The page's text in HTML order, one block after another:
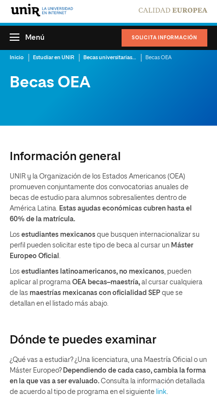
SOLICITA INFORMACIÓN
Menú
Inicio Estudiar en UNIR Becas universitarias y promociones Becas OEA
Becas OEA
Información general
UNIR y la Organización de los Estados Americanos (OEA)
promueven conjuntamente dos convocatorias anuales de
becas de estudio para alumnos sobresalientes dentro de
América Latina. Estas ayudas económicas cubren hasta el
60% de la matrícula.
Los estudiantes mexicanos que busquen internacionalizar su
perfil pueden solicitar este tipo de beca al cursar un Máster
Europeo Oficial .
Los estudiantes latinoamericanos, no mexicanos, pueden
aplicar a programa OEA becas–maestría, al cursar cualquiera
de las maestrías mexicanas con oficialidad SEP que se
detallan en el listado más abajo.
Dónde te puedes examinar
¿Qué vas a estudiar? ¿Una licenciatura, una Maestría Oficial o un
Máster Europeo? Dependiendo de cada caso, cambia la forma
en la que vas a ser evaluado. Consulta la información detallada
de acuerdo al tipo de programa en el siguiente link.